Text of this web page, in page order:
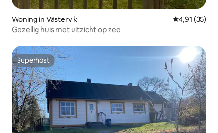
Woning in Västervik Gemiddelde
4,91 (35)
Gezellig huis met uitzicht op zee
Superhost
Superhost